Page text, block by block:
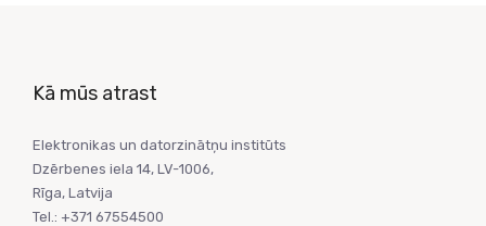
Kā mūs atrast
Elektronikas un datorzinātņu institūts
Dzērbenes iela 14, LV-1006,
Rīga, Latvija
Tel.: +371 67554500